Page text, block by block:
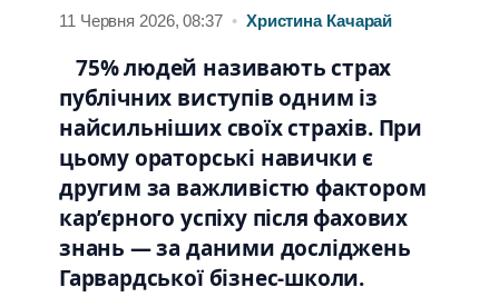
11 Червня 2026, 08:37 • Христина Качарай
75% людей називають страх
публічних виступів одним із
найсильніших своїх страхів. При
цьому ораторські навички є
другим за важливістю фактором
кар’єрного успіху після фахових
знань — за даними досліджень
Гарвардської бізнес-школи.